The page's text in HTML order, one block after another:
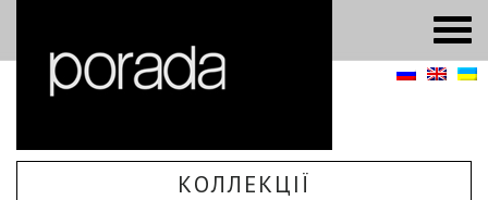
КОЛЛЕКЦІЇ